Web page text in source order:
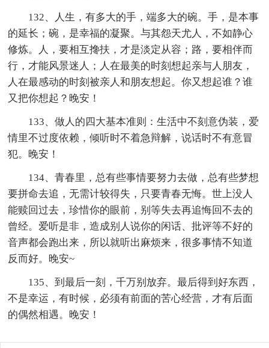
132、人生，有多大的手，端多大的碗。手，是本事
的延长；碗，是幸福的凝聚。与其怨天尤人，不如静心
修炼。人，要相互搀扶，才是淡定从容；路，要相伴而
行，才能风景迷人；人在最美的时刻想起亲与人朋友，
人在最感动的时刻被亲人和朋友想起。你又想起谁？谁
又把你想起？晚安！
133、做人的四大基本准则：生活中不刻意伪装，爱
情里不过度依赖，倾听时不着急辩解，说话时不有意冒
犯。晚安！
134、青春里，总有些事情要努力去做，总有些梦想
要拼命去追，无需计较得失，只要青春无悔。世上没人
能赎回过去，珍惜你的眼前，别等失去再追悔回不去的
曾经。爱听是非，造成别人说你的闲话、批评等不好的
音声都会跑出来，所以就听出麻烦来，很多事情不知道
反而好。晚安~
135、到最后一刻，千万别放弃。最后得到好东西，
不是幸运，有时候，必须有前面的苦心经营，才有后面
的偶然相遇。晚安！